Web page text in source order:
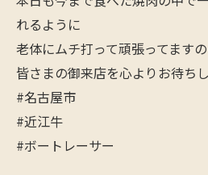
れるように
老体にムチ打って頑張ってます
皆さまの御来店を心よりお待ち
#名古屋市
#近江牛
#ボートレーサー